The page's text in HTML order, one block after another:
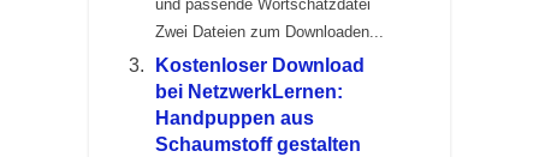
und passende Wortschatzdatei
Zwei Dateien zum Downloaden...
Kostenloser Download
bei NetzwerkLernen:
Handpuppen aus
Schaumstoff gestalten